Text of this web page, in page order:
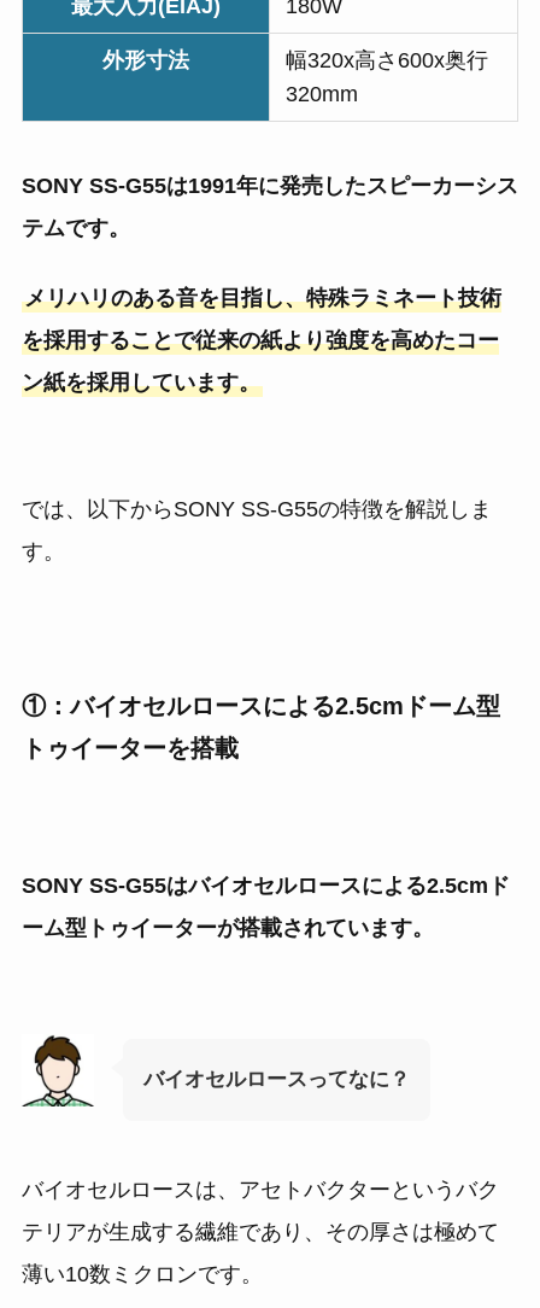
最大入力(EIAJ) 180W
外形寸法
幅320x高さ600x奥行
320mm
SONY SS-G55は1991年に発売したスピーカーシス
テムです。
メリハリのある音を目指し、特殊ラミネート技術
を採用することで従来の紙より強度を高めたコー
ン紙を採用しています。
では、以下からSONY SS-G55の特徴を解説しま
す。
①：バイオセルロースによる2.5cmドーム型
トゥイーターを搭載
SONY SS-G55はバイオセルロースによる2.5cmド
ーム型トゥイーターが搭載されています。
バイオセルロースってなに？
バイオセルロースは、アセトバクターというバク
テリアが生成する繊維であり、その厚さは極めて
薄い10数ミクロンです。